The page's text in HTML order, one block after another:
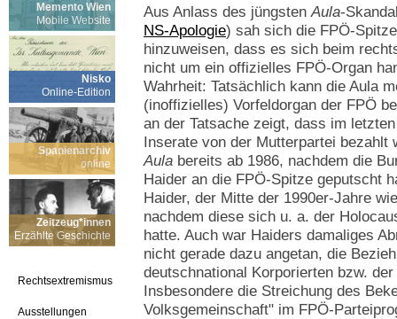
Memento Wien
Mobile Website
Nisko
Online-Edition
Spanienarchiv
online
Zeitzeug*innen
Erzählte Geschichte
Rechtsextremismus
Ausstellungen
Aus Anlass des jüngstenAula-
NS-Apologie) sah sich die FPÖ-
hinzuweisen, dass es sich beim
nicht um ein offizielles FPÖ-Organ
Wahrheit: Tatsächlich kann die Aula
(inoffizielles) Vorfeldorgan der FPÖ
an der Tatsache zeigt, dass im
Inserate von der Mutterpartei bezahlt
Aula bereits ab 1986, nachdem die
Haider an die FPÖ-Spitze geputscht
Haider, der Mitte der 1990er-Jahre
nachdem diese sich u. a. der
hatte. Auch war Haiders damaliges
nicht gerade dazu angetan, die
deutschnational Korporierten bzw. der
Insbesondere die Streichung des
Volksgemeinschaft" im FPÖ-